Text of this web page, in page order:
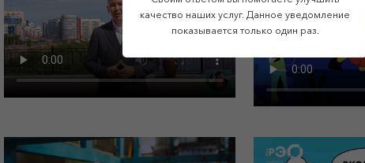
качество наших услуг. Данное уведомление
показывается только один раз.